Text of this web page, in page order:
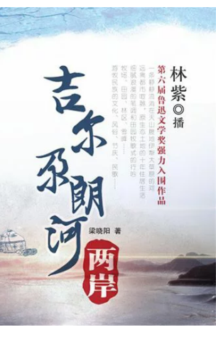
食蛋糕 養生保健
運動休閒 親子玩具
化妝保養 情趣用品